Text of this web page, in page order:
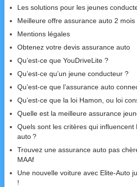
Les solutions pour les jeunes
Meilleure offre assurance auto 2
Mentions légales
Obtenez votre devis assurance auto
Qu’est-ce que YouDriveLite ?
Qu’est-ce qu’un jeune conducteur ?
Qu’est-ce que l’assurance auto
Qu’est-ce que la loi Hamon, ou loi
Quelle est la meilleure assurance
Quels sont les critères qui influencent
auto ?
Trouvez une assurance auto pas
MAAf
Une nouvelle voiture avec Elite-Auto
!